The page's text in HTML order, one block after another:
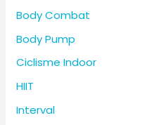
Body Combat
Body Pump
Ciclisme Indoor
HIIT
Interval